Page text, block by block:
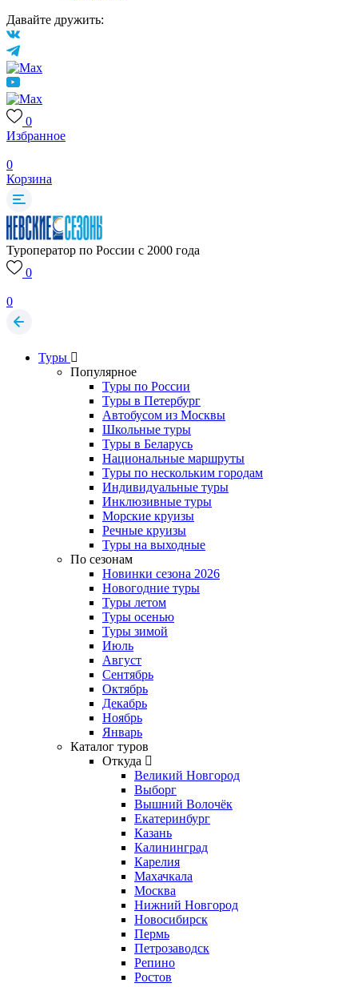
Давайте дружить:
0
Избранное
0
Корзина
Туроператор по России с 2000 года
0
0
Туры
Популярное
Туры по России
Туры в Петербург
Автобусом из Москвы
Школьные туры
Туры в Беларусь
Национальные маршруты
Туры по нескольким городам
Индивидуальные туры
Инклюзивные туры
Морские круизы
Речные круизы
Туры на выходные
По сезонам
Новинки сезона 2026
Новогодние туры
Туры летом
Туры осенью
Туры зимой
Июль
Август
Сентябрь
Октябрь
Декабрь
Ноябрь
Январь
Каталог туров
Откуда
Великий Новгород
Выборг
Вышний Волочёк
Екатеринбург
Казань
Калининград
Карелия
Махачкала
Москва
Нижний Новгород
Новосибирск
Пермь
Петрозаводск
Репино
Ростов